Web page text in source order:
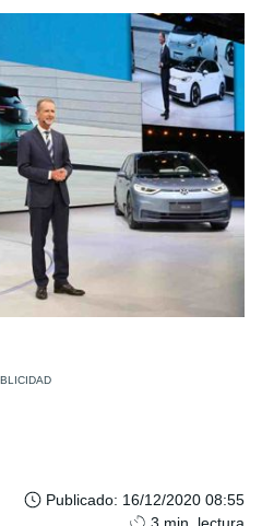
Publicado: 16/12/2020 08:55
3 min. lectura